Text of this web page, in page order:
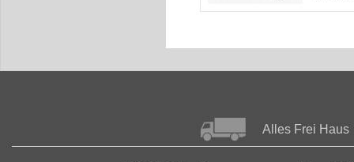
Alles Frei Haus